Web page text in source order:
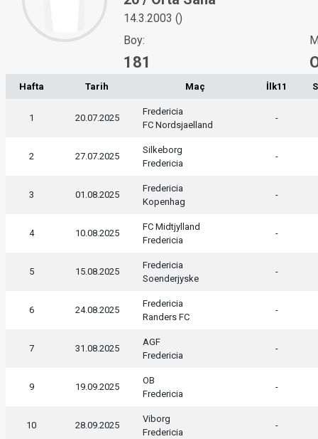
14.3.2003 ()
Boy:
181
Hafta Tarih Maç İlk11
1 20.07.2025
Fredericia
FC Nordsjaelland
-
2 27.07.2025
Silkeborg
Fredericia
-
3 01.08.2025
Fredericia
Kopenhag
-
4 10.08.2025
FC Midtjylland
Fredericia
-
5 15.08.2025
Fredericia
Soenderjyske
-
6 24.08.2025
Fredericia
Randers FC
-
7 31.08.2025
AGF
Fredericia
-
9 19.09.2025
OB
Fredericia
-
10 28.09.2025
Viborg
Fredericia
-